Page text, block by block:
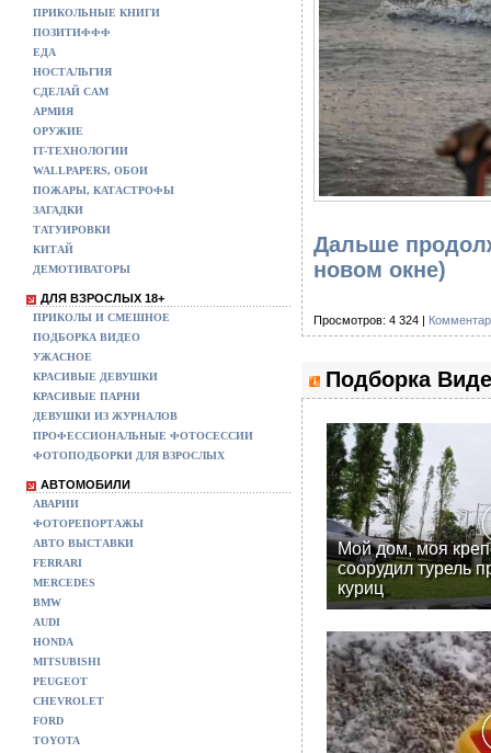
ПРИКОЛЬНЫЕ КНИГИ
ПОЗИТИФФФ
ЕДА
НОСТАЛЬГИЯ
СДЕЛАЙ САМ
АРМИЯ
ОРУЖИЕ
IT-ТЕХНОЛОГИИ
WALLPAPERS, ОБОИ
ПОЖАРЫ, КАТАСТРОФЫ
ЗАГАДКИ
ТАТУИРОВКИ
КИТАЙ
ДЕМОТИВАТОРЫ
ДЛЯ ВЗРОСЛЫХ 18+
ПРИКОЛЫ И СМЕШНОЕ
ПОДБОРКА ВИДЕО
УЖАСНОЕ
КРАСИВЫЕ ДЕВУШКИ
КРАСИВЫЕ ПАРНИ
ДЕВУШКИ ИЗ ЖУРНАЛОВ
ПРОФЕССИОНАЛЬНЫЕ ФОТОСЕССИИ
ФОТОПОДБОРКИ ДЛЯ ВЗРОСЛЫХ
АВТОМОБИЛИ
АВАРИИ
ФОТОРЕПОРТАЖЫ
АВТО ВЫСТАВКИ
FERRARI
MERCEDES
BMW
AUDI
HONDA
MITSUBISHI
PEUGEOT
CHEVROLET
FORD
TOYOTA
Дальше
новом окне)
Просмотров: 4 324 |
Подборка
Мой дом, моя
соорудил турель
куриц